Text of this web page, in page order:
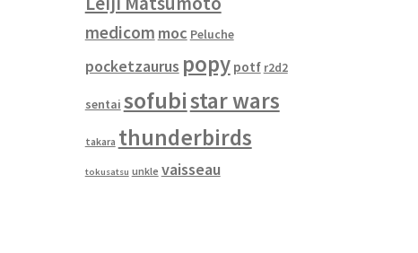
medicom moc Peluche
pocketzaurus popy potf r2d2
sentai sofubistar wars
takara thunderbirds
tokusatsu unkle vaisseau